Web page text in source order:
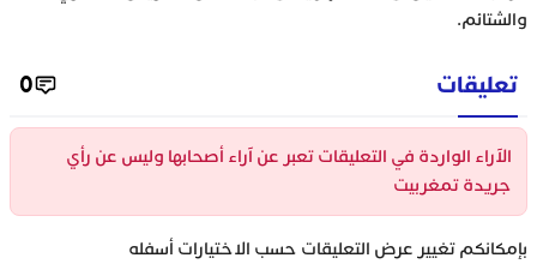
والشتائم.
تعليقات 0
الآراء الواردة في التعليقات تعبر عن آراء أصحابها وليس عن رأي
جريدة تمغربيت
بإمكانكم تغيير عرض التعليقات حسب الاختيارات أسفله